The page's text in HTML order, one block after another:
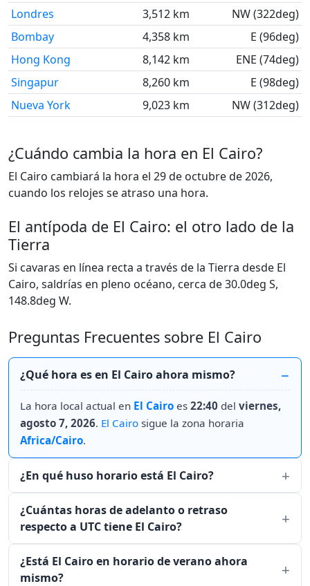
Londres 3,512 km
NW (322deg)
Bombay
4,358 km
E (96deg)
Hong Kong
8,142 km
ENE (74deg)
Singapur
8,260 km
E (98deg)
Nueva York
9,023 km NW (312deg)
¿Cuándo cambia la hora en El Cairo?
El Cairo cambiará la hora el 29 de octubre de 2026,
cuando los relojes se atraso una hora.
El antípoda de El Cairo: el otro lado de la
Tierra
Si cavaras en línea recta a través de la Tierra desde El
Cairo, saldrías en pleno océano, cerca de 30.0deg S,
148.8deg W.
Preguntas Frecuentes sobre El Cairo
¿Qué hora es en El Cairo ahora mismo?
La hora local actual en El Cairo es 22:40 del viernes,
agosto 7, 2026. El Cairo sigue la zona horaria
Africa/Cairo.
¿En qué huso horario está El Cairo?
¿Cuántas horas de adelanto o retraso
respecto a UTC tiene El Cairo?
¿Está El Cairo en horario de verano ahora
mismo?